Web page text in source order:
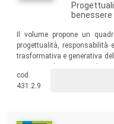
Il volume propone un
progettualità, responsabilità
trasformativa e generativa
intraprendere queste
insegnanti e professionisti
cod.
431.2.9